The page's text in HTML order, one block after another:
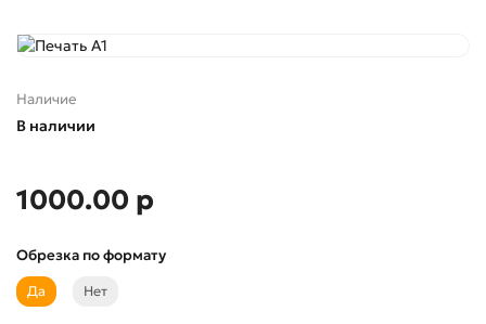
Наличие
В наличии
1000.00 р
Обрезка по формату
Да Нет